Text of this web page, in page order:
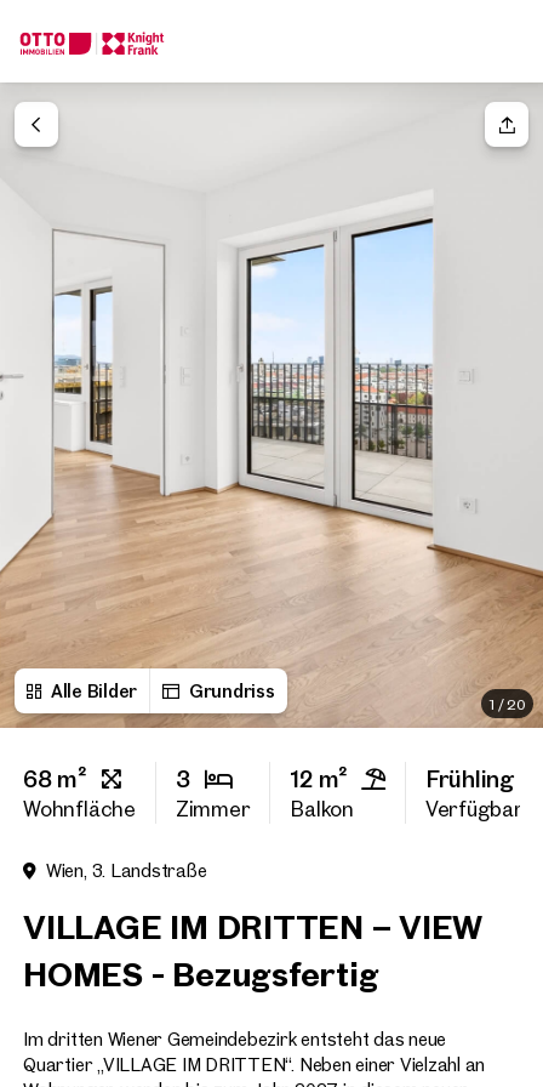
Alle Bilder Grundriss
1 /20
68 m²
Wohnfläche
3
Zimmer
12 m²
Balkon
Frühling
Wien, 3. Landstraße
VILLAGE IM DRITTEN – VIEW
HOMES - Bezugsfertig
Im dritten Wiener Gemeindebezirk entsteht das neue
Quartier „VILLAGE IM DRITTEN“. Neben einer Vielzahl an
Ihre Anfrage
Anrede
Bitte wählen
Titel(optional)
Vorname
Nachname
E-Mail Adresse
Rückruf-Service
Ich habe die AGB und
Ich möchte regelmäßig
GmbH die angegebenen
Wir finden Ihre
Traumimmobilie
Sagen Sie uns was Sie suchen und wir finden Ihre
Wie möchten Sie uns kontaktieren?
Direkte:r Ansprechpartner:in
Anrufen oder Rückruf vereinbaren